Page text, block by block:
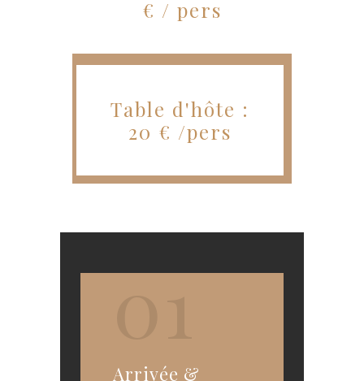
€ / pers
Table d'hôte :
20 € /pers
01
Arrivée &